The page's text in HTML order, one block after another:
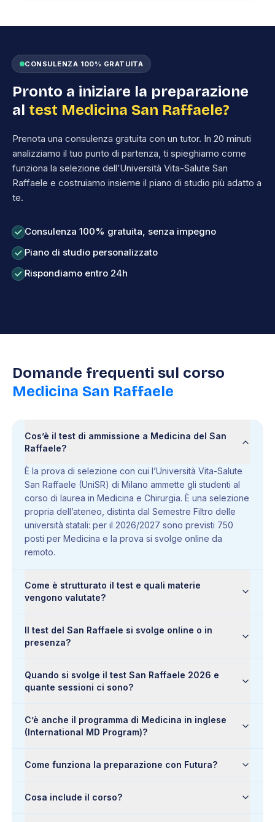
CONSULENZA 100% GRATUITA
Pronto a iniziare la preparazione
al test Medicina San Raffaele?
Prenota una consulenza gratuita con un tutor. In 20 minuti
analizziamo il tuo punto di partenza, ti spieghiamo come
funziona la selezione dell’Università Vita-Salute San
Raffaele e costruiamo insieme il piano di studio più adatto a
te.
Consulenza 100% gratuita, senza impegno
Piano di studio personalizzato
Rispondiamo entro 24h
Domande frequenti sul corso
Medicina San Raffaele
Cos’è il test di ammissione a Medicina del San
Raffaele?
È la prova di selezione con cui l’Università Vita-Salute
San Raffaele (UniSR) di Milano ammette gli studenti al
corso di laurea in Medicina e Chirurgia. È una selezione
propria dell’ateneo, distinta dal Semestre Filtro delle
università statali: per il 2026/2027 sono previsti 750
posti per Medicina e la prova si svolge online da
remoto.
Come è strutturato il test e quali materie
vengono valutate?
Il test del San Raffaele si svolge online o in
presenza?
Quando si svolge il test San Raffaele 2026 e
quante sessioni ci sono?
C’è anche il programma di Medicina in inglese
(International MD Program)?
Come funziona la preparazione con Futura?
Cosa include il corso?